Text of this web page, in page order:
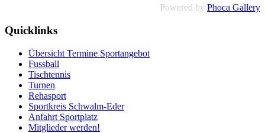
Powered by Phoca Gallery
Quicklinks
Übersicht Termine Sportangebot
Fussball
Tischtennis
Turnen
Rehasport
Sportkreis Schwalm-Eder
Anfahrt Sportplatz
Mitglieder werden!